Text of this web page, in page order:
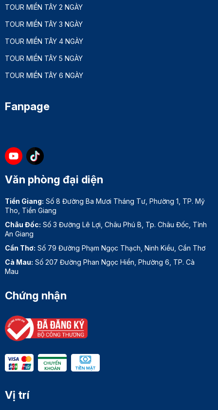
TOUR MIỀN TÂY 2 NGÀY
TOUR MIỀN TÂY 3 NGÀY
TOUR MIỀN TÂY 4 NGÀY
TOUR MIỀN TÂY 5 NGÀY
TOUR MIỀN TÂY 6 NGÀY
Fanpage
Văn phòng đại diện
Tiền Giang: Số 8 Đường Ba Mươi Tháng Tư, Phường 1, TP. Mỹ
Tho, Tiền Giang
Châu Đốc: Số 3 Đường Lê Lợi, Châu Phú B, Tp. Châu Đốc, Tỉnh
An Giang
Cần Thơ: Số 79 Đường Phạm Ngọc Thạch, Ninh Kiều, Cần Thơ
Cà Mau: Số 207 Đường Phan Ngọc Hiển, Phường 6, TP. Cà
Mau
Chứng nhận
Vị trí